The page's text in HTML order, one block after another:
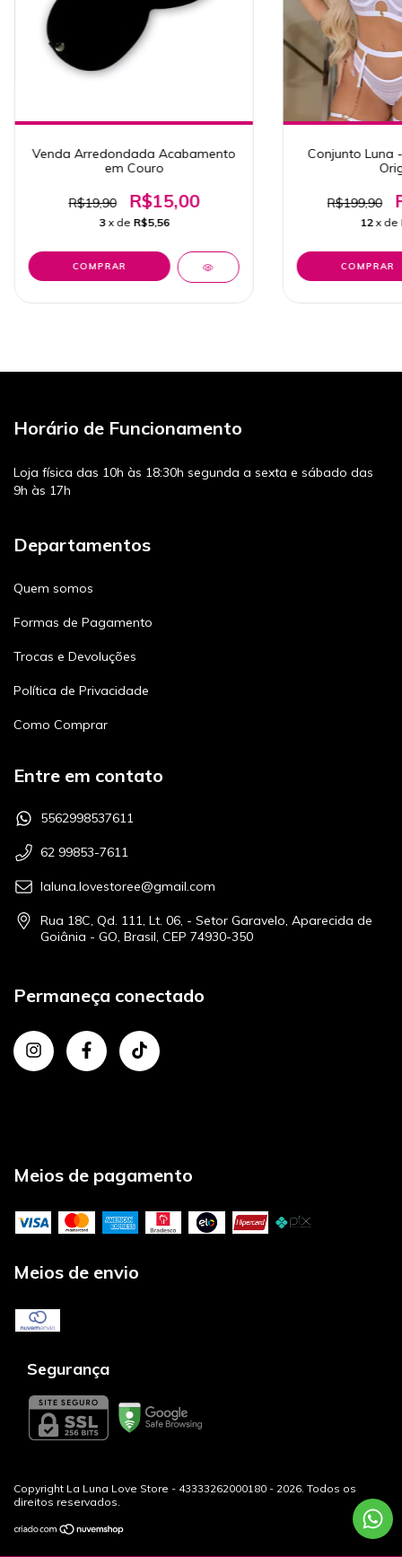
Venda Arredondada Acabamento
em Couro
R$19,90 R$15,00
3 x de R$5,56
Conjunto Luna
R$199,90
12 x de
COMPRAR
Horário de Funcionamento
Loja física das 10h às 18:30h segunda a sexta e sábado das
9h às 17h
Departamentos
Quem somos
Formas de Pagamento
Trocas e Devoluções
Política de Privacidade
Como Comprar
Entre em contato
5562998537611
62 99853-7611
laluna.lovestoree@gmail.com
Rua 18C, Qd. 111, Lt. 06, - Setor Garavelo, Aparecida de
Goiânia - GO, Brasil, CEP 74930-350
Permaneça conectado
Meios de pagamento
Meios de envio
Segurança
Copyright La Luna Love Store - 43333262000180 - 2026. Todos os
direitos reservados.